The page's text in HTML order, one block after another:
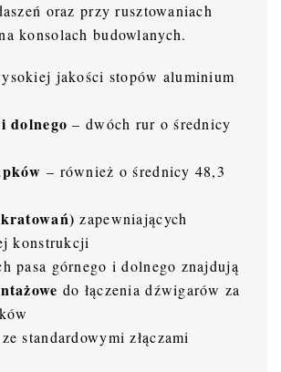
oraz przy rusztowaniach
konsolach budowlanych.
jakości stopów aluminium
dolnego – dwóch rur o średnicy
– również o średnicy 48,3
zapewniających
konstrukcji
pasa górnego i dolnego znajdują
do łączenia dźwigarów za
standardowymi złączami